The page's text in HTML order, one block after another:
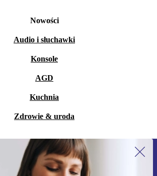
Nowości
Audio i słuchawki
Konsole
AGD
Kuchnia
Zdrowie & uroda
Zapisz się na nasz newsletter!
Nie przegap żadnej oferty.